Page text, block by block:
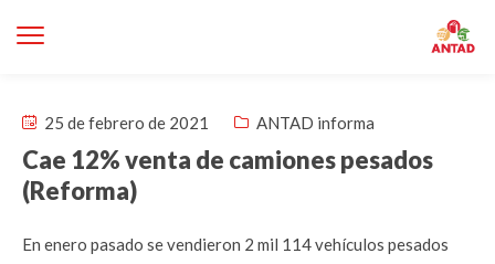
25 de febrero de 2021 ANTAD informa
Cae 12% venta de camiones pesados
(Reforma)
En enero pasado se vendieron 2 mil 114 vehículos pesados